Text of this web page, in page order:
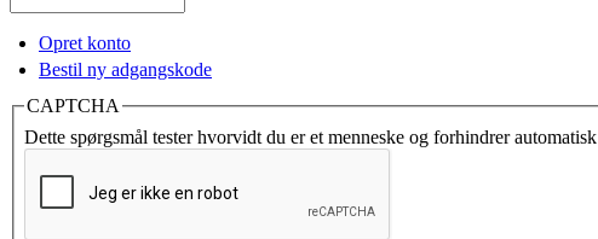
Opret konto
Bestil ny adgangskode
CAPTCHA
Dette spørgsmål tester hvorvidt du er et menneske og forhindrer